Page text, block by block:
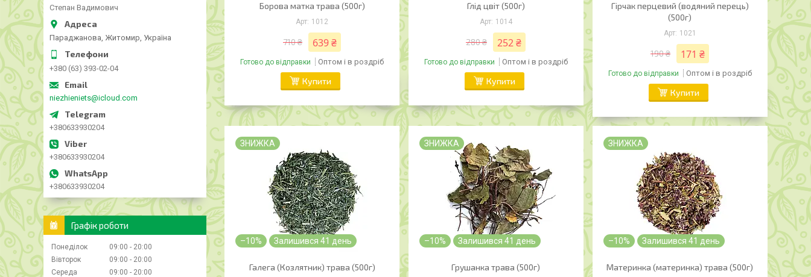
Борова матка трава (500г)
1012
710 ₴ 639 ₴
Готово до відправки Оптом і в роздріб
Купити
Глід цвіт (500г)
1014
280 ₴ 252 ₴
Готово до відправки Оптом і в роздріб
Купити
Гірчак перцевий (водяний перець)
(500г)
1021
190 ₴ 171 ₴
Готово до відправки Оптом і в роздріб
Купити
ЗНИЖКА
–10% Залишився 41 день
Галега (Козлятник) трава (500г)
ЗНИЖКА
–10% Залишився 41 день
Грушанка трава (500г)
ЗНИЖКА
–10% Залишився 41 день
Материнка (материнка) трава (500г)
Степан Вадимович
Параджанова, Житомир, Україна
+380 (63) 393-02-04
niezhieniets@icloud.com
+380633930204
+380633930204
+380633930204
Графік роботи
Понеділок 09:00
20:00
Вівторок
09:00
20:00
Середа
09:00
20:00